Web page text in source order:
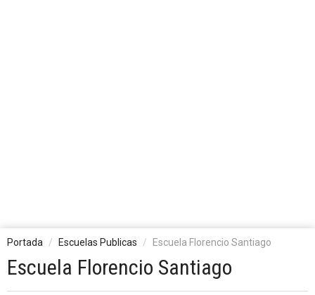
Portada Escuelas Publicas Escuela Florencio Santiago
Escuela Florencio Santiago